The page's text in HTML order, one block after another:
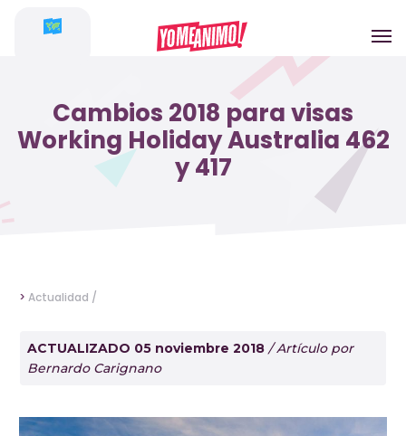
Cambios 2018 para visas
Working Holiday Australia 462
y 417
> Actualidad /
ACTUALIZADO 05 noviembre 2018 / Artículo por
Bernardo Carignano